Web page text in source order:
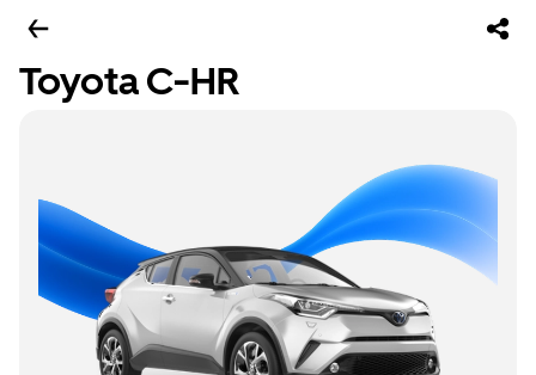
Toyota C-HR